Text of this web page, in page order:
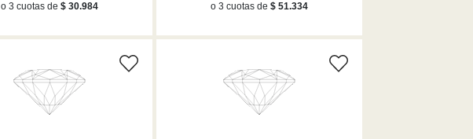
o 3 cuotas de$ 30.984
o 3 cuotas de$ 51.334